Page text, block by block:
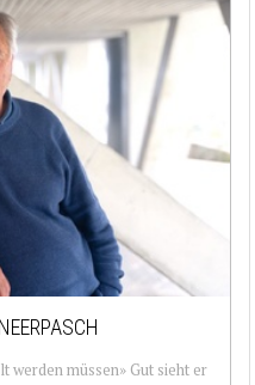
werden müssen» Gut sieht er